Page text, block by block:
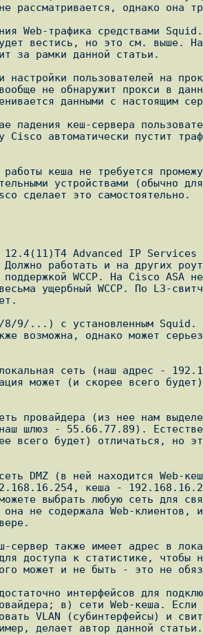
рассматривается, однако она
Web-трафика средствами
вестись, но это см. выше.
за рамки данной статьи.
настройки пользователей на
не обнаружит прокси в
данными с настоящим
падения кеш-сервера
Cisco автоматически пустит
кеша не требуется
устройствами (обычно
сделает это самостоятельно.
Advanced IP Services
Должно работать и на других
WCCP. На Cisco ASA
ущербный WCCP. По L3-
9/...) с установленным Squid.
возможна, однако может
сеть (наш адрес -
может (и скорее всего
провайдера (из нее нам
шлюз - 55.66.77.89).
всего будет) отличаться, но
DMZ (в ней находится Web-
кеша -
выбрать любую сеть для
не содержала Web-клиентов,
сервер также имеет адрес в
доступа к статистике, чтобы
может и не быть - это не
интерфейсов для
в) сети Web-кеша. Если
VLAN (субинтерфейсы) и
делает автор данной статьи.